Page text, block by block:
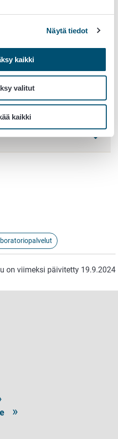
Näytä tiedot
kaikki
valitut
kaikki
Eläinperäinen näyte -
tai lähettää
lähetyskuluista huolehtii
on viimeksi päivitetty 19.9.2024